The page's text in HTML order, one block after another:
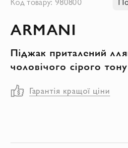
початку
зображень
ARMANI
Піджак приталений
чоловічого сірого тону
Гарантія кращої ціни